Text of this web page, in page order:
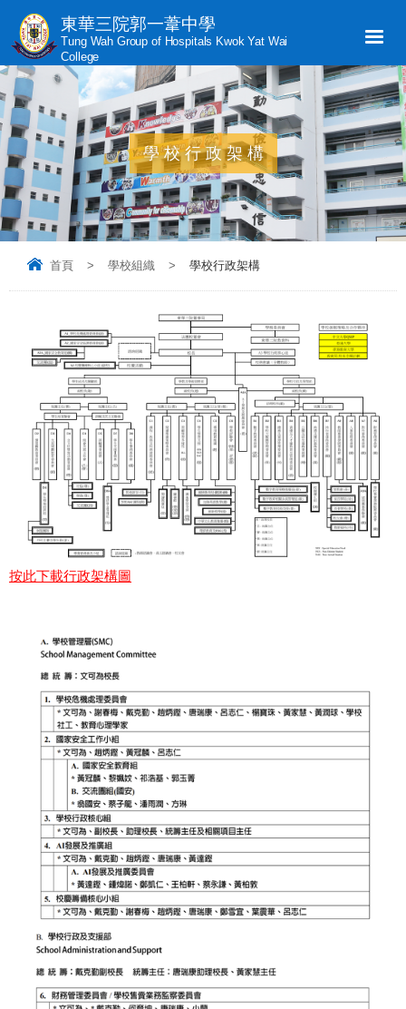
東華三院郭一葦中學
Tung Wah Group of Hospitals Kwok Yat Wai
College
學校行政架構
首頁 > 學校組織 > 學校行政架構
按此下載行政架構圖